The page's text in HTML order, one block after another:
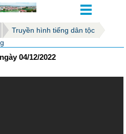
Truyền hình tiếng dân tộc
04/12/2022